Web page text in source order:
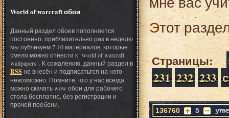
World of warcraft обои
Данный раздел обоев пополняется
постоянно, приблизительно раз в неделю
мы публикуем 7-10 материалов, которые
смело можно отнести к "world of warcraft
wallpapers". К сожалению, данный раздел в
RSSне внесён и подписатьтся на него
невозможно. Помните, что у нас всегда
можно скачать wow обои для рабочего
стола бесплатно, без регистрации и
прочей поебени.
Этот
Страницы:
231 232 233
136760 5